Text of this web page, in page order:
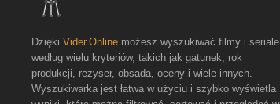
Dzięki Vider.Online możesz wyszukiwać filmy i seriale
według wielu kryteriów, takich jak gatunek, rok
produkcji, reżyser, obsada, oceny i wiele innych.
Wyszukiwarka jest łatwa w użyciu i szybko wyświetla